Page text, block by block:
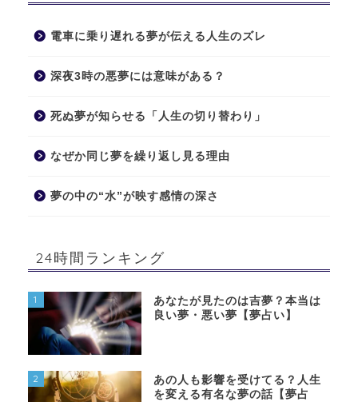
電車に乗り遅れる夢が伝える人生のズレ
深夜3時の悪夢には意味がある？
死ぬ夢が知らせる「人生の切り替わり」
なぜか同じ夢を繰り返し見る理由
夢の中の“水”が映す感情の深さ
24時間ランキング
1
あなたが見たのは吉夢？本当は
良い夢・悪い夢【夢占い】
2
あの人も影響を受けてる？人生
を変える有名な夢の話【夢占